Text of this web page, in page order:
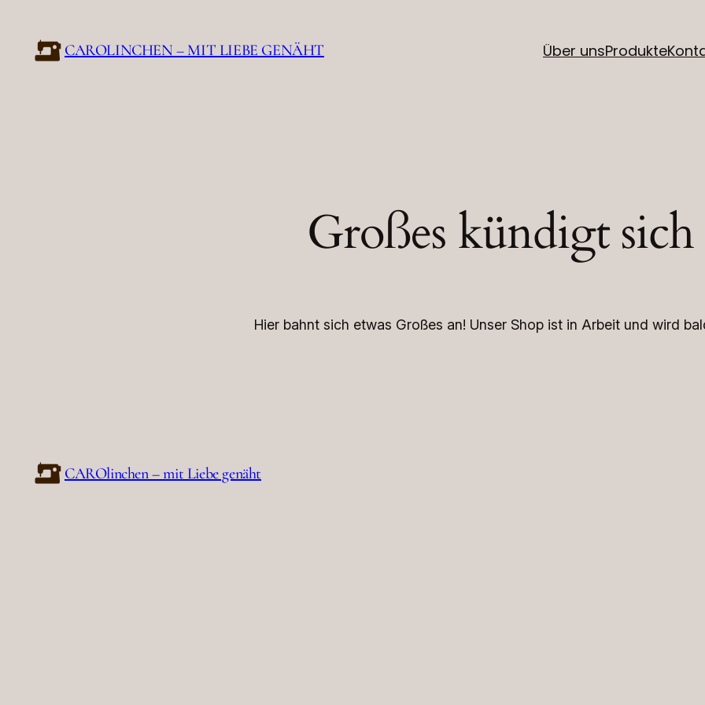
CAROLINCHEN – MIT LIEBE GENÄHT Über unsProdukte
Großes kündigt sich
Hier bahnt sich etwas Großes an! Unser Shop ist in Arbeit und wird
CAROlinchen – mit Liebe genäht